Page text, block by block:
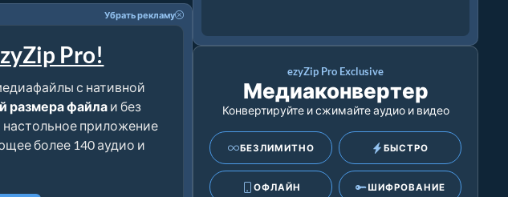
Убрать рекламу
Pro!
с нативной
размера файла и без
настольное приложение
более 140 аудио и
ezyZip Pro Exclusive
Медиаконвертер
Конвертируйте и сжимайте аудио и видео
БЕЗЛИМИТНО БЫСТРО
ОФЛАЙН ШИФРОВАНИЕ